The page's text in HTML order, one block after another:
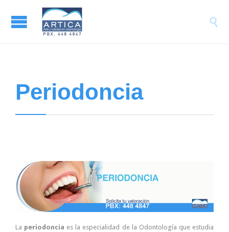

Periodoncia
La periodoncia es la especialidad de la Odontología que estudia